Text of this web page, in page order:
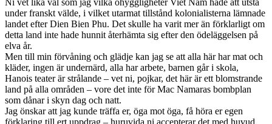
Ni vet lika väl som jag vilka ohyggligheter Viet Nam hade att utstå
under franskt välde, i vilket utarmat tillstånd kolonialisterna lämnade
landet efter Dien Bien Phu. Det skulle ha varit mer än förklarligt om
detta land inte hade hunnit återhämta sig efter den ödeläggelsen på
elva år.
Men till min förvåning och glädje kan jag se att alla här har mat och
kläder, ingen är undernärd, alla har arbete, barnen går i skola,
Hanois teater är strålande – vet ni, pojkar, det här är ett blomstrande
land på alla områden – vore det inte för Mac Namaras bombplan
som dånar i skyn dag och natt.
Jag önskar att jag kunde träffa er, öga mot öga, få höra er egen